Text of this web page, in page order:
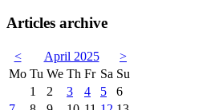
Articles archive
< April 2025
>
Mo Tu We Th Fr Sa Su
1
2 3 4 5
6